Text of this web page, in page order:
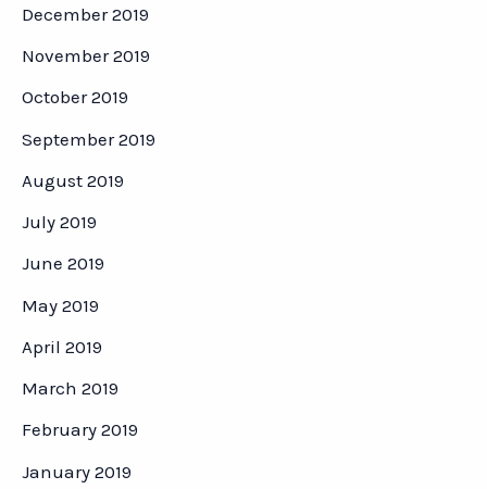
December 2019
November 2019
October 2019
September 2019
August 2019
July 2019
June 2019
May 2019
April 2019
March 2019
February 2019
January 2019